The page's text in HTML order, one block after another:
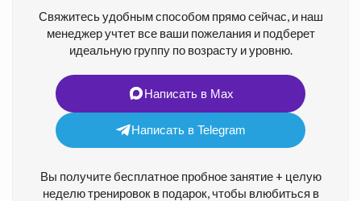
Свяжитесь удобным способом прямо сейчас, и наш
менеджер учтет все ваши пожелания и подберет
идеальную группу по возрасту и уровню.
Написать в Max
Написать в Telegram
Вы получите бесплатное пробное занятие + целую
неделю тренировок в подарок, чтобы влюбиться в